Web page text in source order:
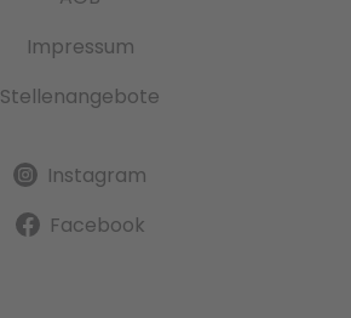
Impressum
Stellenangebote
Instagram
Facebook